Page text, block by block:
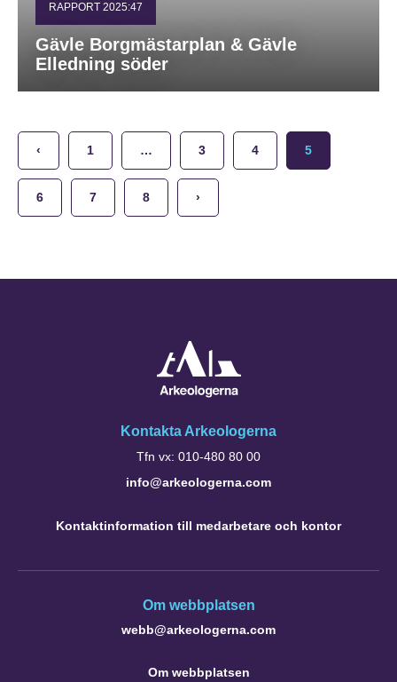
RAPPORT 2025:47
Gävle Borgmästarplan & Gävle
Elledning söder
‹ 1 … 3 4 5
6 7 8 ›
Kontakta Arkeologerna
Tfn vx: 010-480 80 00
info@arkeologerna.com
Kontaktinformation till medarbetare och kontor
Om webbplatsen
webb@arkeologerna.com
Om webbplatsen